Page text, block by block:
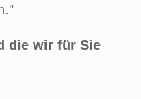
die wir für Sie